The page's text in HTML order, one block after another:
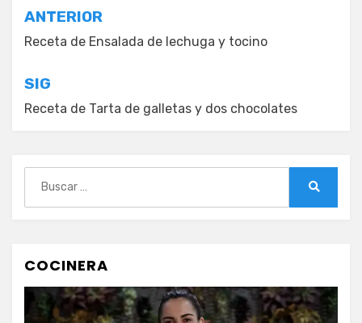
Navegación
de
entradas
ANTERIOR
Receta de Ensalada de lechuga y tocino
SIG
Receta de Tarta de galletas y dos chocolates
COCINERA